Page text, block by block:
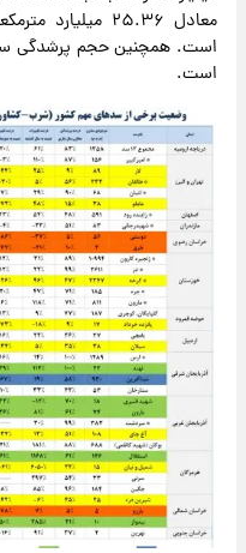
است.